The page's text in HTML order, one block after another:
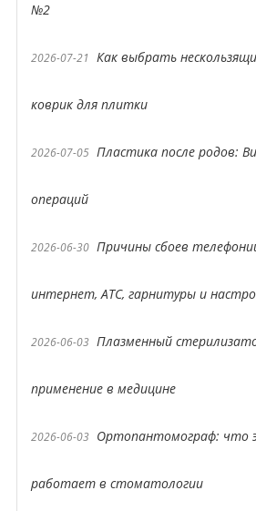
№2
2026-07-21 Как выбрать
коврик для плитки
2026-07-05 Пластика после родов:
операций
2026-06-30 Причины сбоев
интернет, АТС, гарнитуры и
2026-06-03 Плазменный
применение в медицине
2026-06-03 Ортопантомограф: что
работает в стоматологии